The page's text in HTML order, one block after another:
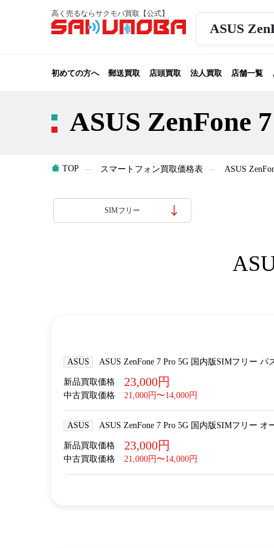
高く売るならサクモバ買取【公式】
ASUS
初めての方へ 郵送買取 店頭買取 法人買取 店舗一覧
ASUS ZenFone
TOP スマートフォン買取価格表 ASUS
SIMフリー
ASUS ASUS ZenFone 7 Pro 5G 国内版SIMフリー パ
新品買取価格 23,000円
中古買取価格 21,000円〜14,000円
ASUS ASUS ZenFone 7 Pro 5G 国内版SIMフリー オ
新品買取価格 23,000円
中古買取価格 21,000円〜14,000円